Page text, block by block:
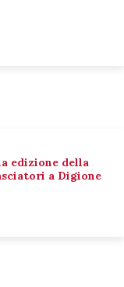
edizione della
a Digione